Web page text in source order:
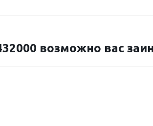
возможно вас